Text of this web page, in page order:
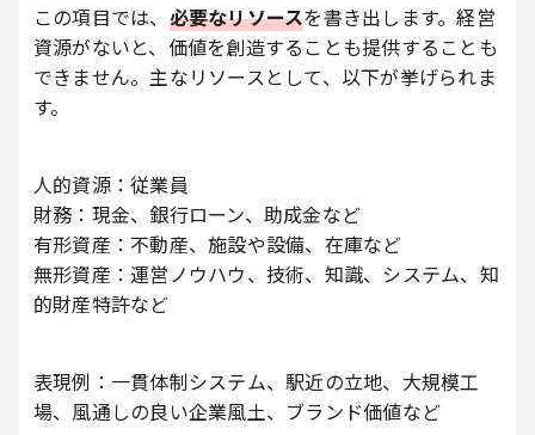
この項目では、 必要なリソースを書き出します。経営
資源がないと、価値を創造することも提供することも
できません。主なリソースとして、以下が挙げられま
す。
人的資源：従業員
財務：現金、銀行ローン、助成金など
有形資産：不動産、施設や設備、在庫など
無形資産：運営ノウハウ、技術、知識、システム、知
的財産特許など
表現例：一貫体制システム、駅近の立地、大規模工
場、風通しの良い企業風土、ブランド価値など